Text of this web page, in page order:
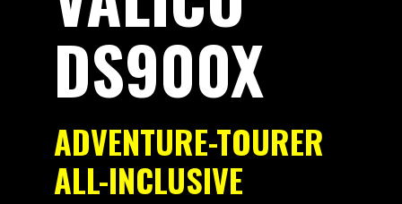
DS900X
ADVENTURE-TOURER
ALL-INCLUSIVE